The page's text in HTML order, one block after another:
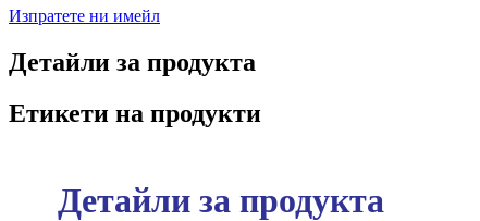
Изпратете ни имейл
Детайли за продукта
Етикети на продукти
Детайли за продукта